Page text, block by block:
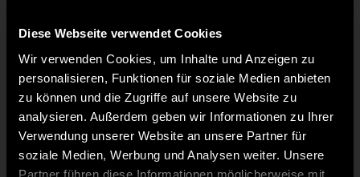
Diese Webseite verwendet Cookies
Wir verwenden Cookies, um Inhalte und Anzeigen zu
personalisieren, Funktionen für soziale Medien anbieten
zu können und die Zugriffe auf unsere Website zu
analysieren. Außerdem geben wir Informationen zu Ihrer
Verwendung unserer Website an unsere Partner für
soziale Medien, Werbung und Analysen weiter. Unsere
Partner führen diese Informationen möglicherweise mit
Zehlendorfer Wespen
Cheftrainer:Leon Arnold (29; 4. Saison)
Zugänge: k eine
Abänge:Theo Loddenkemper (Studium, neuer Verein
noch unklar), Jannes Unger (Blau-Weiss Berlin)
Sportliche Ziele: „Herbst: Top 2; Saison: Aufstieg“